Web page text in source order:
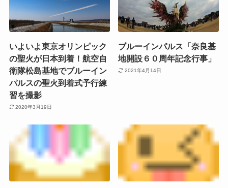
いよいよ東京オリンピック
の聖火が日本到着！航空自
衛隊松島基地でブルーイン
パルスの聖火到着式予行練
習を撮影
2020年3月19日
ブルーインパルス「奈良基
地開設６０周年記念行事」
2021年4月14日